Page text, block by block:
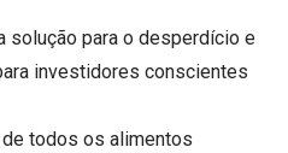
solução para o desperdício e
investidores conscientes
todos os alimentos